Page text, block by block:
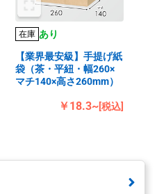
在庫 あり
【業界最安級】手提げ紙
袋（茶・平紐・幅260×
マチ140×高さ260mm）
￥18.3~[税込]